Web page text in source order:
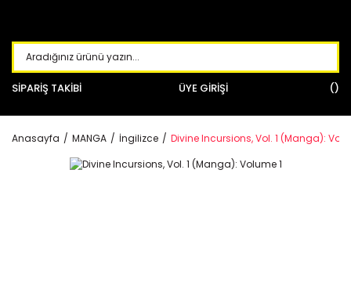
SİPARİŞ TAKİBİ ÜYE GİRİŞİ
Anasayfa MANGA İngilizce Divine Incursions, Vol. 1 (Manga):